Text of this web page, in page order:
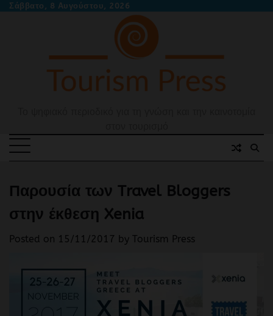
SkipΣάββατο, 8 Αυγούστου, 2026
Παρουσία των Travel Bloggers
στην έκθεση Xenia
Posted on 15/11/2017 by Tourism Press